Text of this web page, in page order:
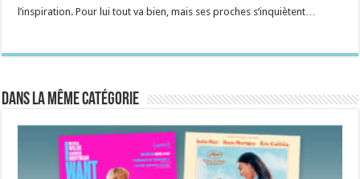
l’inspiration. Pour lui tout va bien, mais ses proches s’inquiètent…
Dans la même catégorie